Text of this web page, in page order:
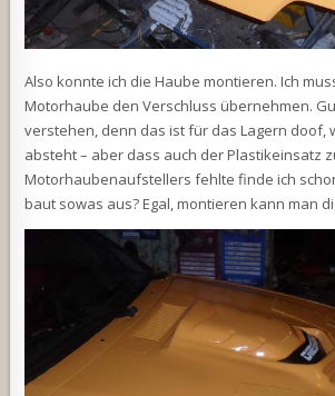
Also konnte ich die Haube montieren. Ich
Motorhaube den Verschluss übernehmen.
verstehen, denn das ist für das Lagern doof,
absteht – aber dass auch der Plastikeinsatz
Motorhaubenaufstellers fehlte finde ich
baut sowas aus? Egal, montieren kann man